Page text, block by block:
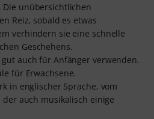
unübersichtlichen
Reiz, sobald es etwas
verhindern sie eine schnelle
Geschehens.
auch für Anfänger verwenden.
für Erwachsene.
in englischer Sprache, vom
auch musikalisch einige